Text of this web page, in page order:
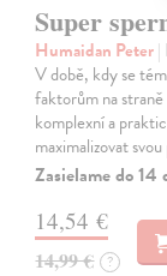
Super
Humaidan Peter|
V době, kdy se
faktorům na
komplexní a
maximalizovat
Zasielame do 14
14,54 €
14,99 € ?